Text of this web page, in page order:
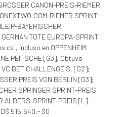
CANON-PREIS-RIEMER
RIEMER SPRINT-
BAYERISCHER
TOTE EUROPA-SPRINT
cs., incluso en OPPENHEIM
PEITSCHE [G3]. Obtuvo
BET CHALLENGE S. [G2];
PREIS VON BERLIN [G3];
SPRINGER SPRINT-PREIS
ALBERS-SPRINT-PREIS [L].
515,540.- $0